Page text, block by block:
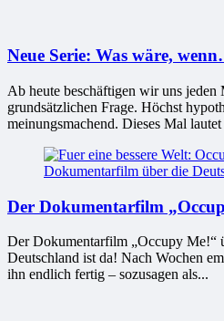
Neue Serie: Was wäre,
Ab heute beschäftigen wir uns jeden
grundsätzlichen Frage. Höchst
meinungsmachend. Dieses Mal
Der Dokumentarfilm
Der Dokumentarfilm „Occupy Me!“
Deutschland ist da! Nach Wochen
ihn endlich fertig – sozusagen als...